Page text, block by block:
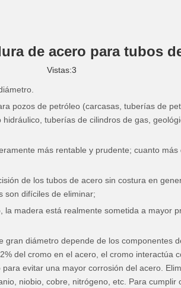
de acero para tubos
Vistas:3
pozos de petróleo (carcasas, tuberías de
tuberías de cilindros de gas,
más rentable y prudente; cuanto
de los tubos de acero sin costura en
son difíciles de eliminar;
madera está realmente sometida a mayor
diámetro depende de los componentes
del cromo en el acero, el cromo
evitar una mayor corrosión del acero.
niobio, cobre, nitrógeno, etc. Para